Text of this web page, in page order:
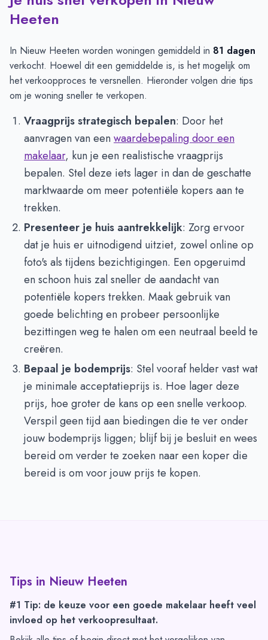
Heeten
In Nieuw Heeten worden woningen gemiddeld in 81 dagen
verkocht. Hoewel dit een gemiddelde is, is het mogelijk om
het verkoopproces te versnellen. Hieronder volgen drie tips
om je woning sneller te verkopen.
Vraagprijs strategisch bepalen: Door het
aanvragen van eenwaardebepaling door een
makelaar, kun je een realistische vraagprijs
bepalen. Stel deze iets lager in dan de geschatte
marktwaarde om meer potentiële kopers aan te
trekken.
Presenteer je huis aantrekkelijk: Zorg ervoor
dat je huis er uitnodigend uitziet, zowel online op
foto's als tijdens bezichtigingen. Een opgeruimd
en schoon huis zal sneller de aandacht van
potentiële kopers trekken. Maak gebruik van
goede belichting en probeer persoonlijke
bezittingen weg te halen om een neutraal beeld te
creëren.
Bepaal je bodemprijs: Stel vooraf helder vast wat
je minimale acceptatieprijs is. Hoe lager deze
prijs, hoe groter de kans op een snelle verkoop.
Verspil geen tijd aan biedingen die te ver onder
jouw bodemprijs liggen; blijf bij je besluit en wees
bereid om verder te zoeken naar een koper die
bereid is om voor jouw prijs te kopen.
Tips in Nieuw Heeten
#1 Tip: de keuze voor een goede makelaar heeft veel
invloed op het verkoopresultaat.